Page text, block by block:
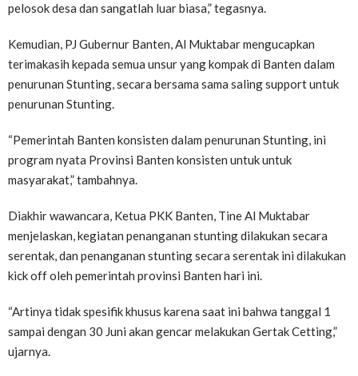
pelosok desa dan sangatlah luar biasa,” tegasnya.
Kemudian, PJ Gubernur Banten, Al Muktabar mengucapkan
terimakasih kepada semua unsur yang kompak di Banten dalam
penurunan Stunting, secara bersama sama saling support untuk
penurunan Stunting.
“Pemerintah Banten konsisten dalam penurunan Stunting, ini
program nyata Provinsi Banten konsisten untuk untuk
masyarakat,” tambahnya.
Diakhir wawancara, Ketua PKK Banten, Tine Al Muktabar
menjelaskan, kegiatan penanganan stunting dilakukan secara
serentak, dan penanganan stunting secara serentak ini dilakukan
kick off oleh pemerintah provinsi Banten hari ini.
“Artinya tidak spesifik khusus karena saat ini bahwa tanggal 1
sampai dengan 30 Juni akan gencar melakukan Gertak Cetting,”
ujarnya.